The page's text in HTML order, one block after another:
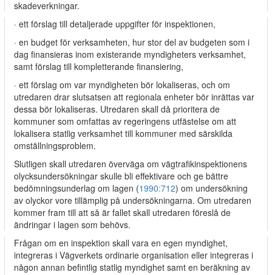
skadeverkningar.
· ett förslag till detaljerade uppgifter för inspektionen,
· en budget för verksamheten, hur stor del av budgeten som i
dag finansieras inom existerande myndigheters verksamhet,
samt förslag till kompletterande finansiering,
· ett förslag om var myndigheten bör lokaliseras, och om
utredaren drar slutsatsen att regionala enheter bör inrättas var
dessa bör lokaliseras. Utredaren skall då prioritera de
kommuner som omfattas av regeringens utfästelse om att
lokalisera statlig verksamhet till kommuner med särskilda
omställningsproblem.
Slutligen skall utredaren överväga om vägtrafikinspektionens
olycksundersökningar skulle bli effektivare och ge bättre
bedömningsunderlag om lagen (1990:712) om undersökning
av olyckor vore tillämplig på undersökningarna. Om utredaren
kommer fram till att så är fallet skall utredaren föreslå de
ändringar i lagen som behövs.
Frågan om en inspektion skall vara en egen myndighet,
integreras i Vägverkets ordinarie organisation eller integreras i
någon annan befintlig statlig myndighet samt en beräkning av